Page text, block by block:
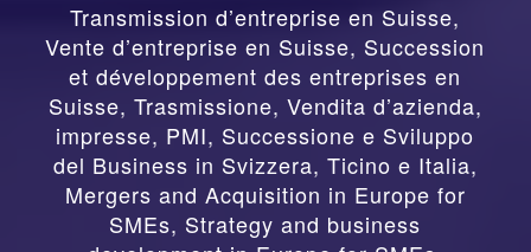
Transmission d’entreprise en Suisse,
Vente d’entreprise en Suisse, Succession
et développement des entreprises en
Suisse, Trasmissione, Vendita d’azienda,
impresse, PMI, Successione e Sviluppo
del Business in Svizzera, Ticino e Italia,
Mergers and Acquisition in Europe for
SMEs, Strategy and business